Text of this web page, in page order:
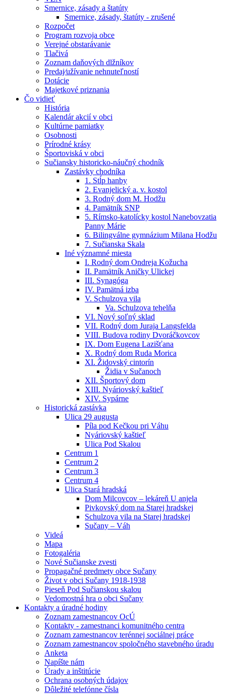
Smernice, zásady a štatúty
Smernice, zásady, štatúty - zrušené
Rozpočet
Program rozvoja obce
Verejné obstarávanie
Tlačivá
Zoznam daňových dlžníkov
Predaj⁄užívanie nehnuteľností
Dotácie
Majetkové priznania
Čo vidieť
História
Kalendár akcií v obci
Kultúrne pamiatky
Osobnosti
Prírodné krásy
Športoviská v obci
Sučiansky historicko-náučný chodník
Zastávky chodníka
1. Stĺp hanby
2. Evanjelický a. v. kostol
3. Rodný dom M. Hodžu
4. Pamätník SNP
5. Rímsko-katolícky kostol Nanebovzatia
Panny Márie
6. Bilingválne gymnázium Milana Hodžu
7. Sučianska Skala
Iné významné miesta
I. Rodný dom Ondreja Kožucha
II. Pamätník Aničky Ulickej
III. Synagóga
IV. Pamätná izba
V. Schulzova vila
Va. Schulzova tehelňa
VI. Nový soľný sklad
VII. Rodný dom Juraja Langsfelda
VIII. Budova rodiny Dvoráčkovcov
IX. Dom Eugena Lazišťana
X. Rodný dom Ruda Morica
XI. Židovský cintorín
Židia v Sučanoch
XII. Športový dom
XIII. Nyáriovský kaštieľ
XIV. Sypárne
Historická zastávka
Ulica 29 augusta
Píla pod Kečkou pri Váhu
Nyáriovský kaštieľ
Ulica Pod Skalou
Centrum 1
Centrum 2
Centrum 3
Centrum 4
Ulica Stará hradská
Dom Milcovcov – lekáreň U anjela
Pivkovský dom na Starej hradskej
Schulzova vila na Starej hradskej
Sučany – Váh
Videá
Mapa
Fotogaléria
Nové Sučianske zvesti
Propagačné predmety obce Sučany
Život v obci Sučany 1918-1938
Pieseň Pod Sučianskou skalou
Vedomostná hra o obci Sučany
Kontakty a úradné hodiny
Zoznam zamestnancov OcÚ
Kontakty - zamestnanci komunitného centra
Zoznam zamestnancov terénnej sociálnej práce
Zoznam zamestnancov spoločného stavebného úradu
Anketa
Napíšte nám
Úrady a inštitúcie
Ochrana osobných údajov
Dôležité telefónne čísla